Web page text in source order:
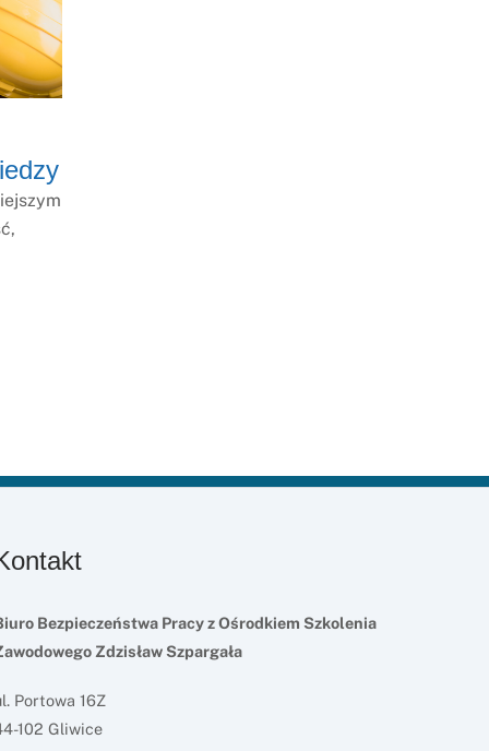
Bezpieczeństwa Pracy z Ośrodkiem Szkolenia
Zdzisław Szpargała
Portowa 16Z
102 Gliwice